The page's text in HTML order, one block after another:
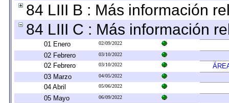
84 LIII B : Más información
84 LIII C : Más información
01 Enero 02/09/2022
02 Febrero 03/10/2022
02 Febrero 03/10/2022
03 Marzo
04/05/2022
04 Abril 05/06/2022
05 Mayo 06/09/2022